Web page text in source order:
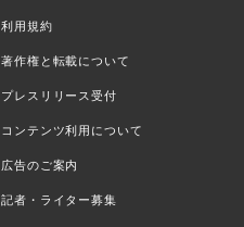
利用規約
著作権と転載について
プレスリリース受付
コンテンツ利用について
広告のご案内
記者・ライター募集